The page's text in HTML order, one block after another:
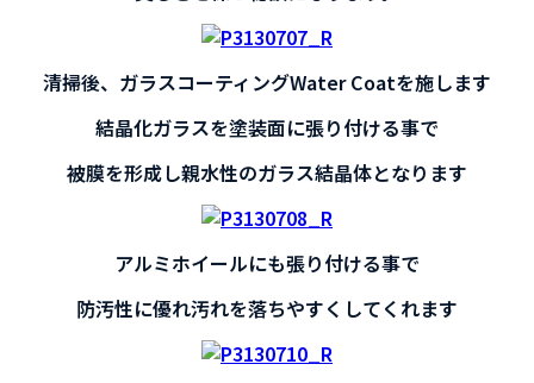
清掃後、ガラスコーティングWater Coatを施します
結晶化ガラスを塗装面に張り付ける事で
被膜を形成し親水性のガラス結晶体となります
アルミホイールにも張り付ける事で
防汚性に優れ汚れを落ちやすくしてくれます